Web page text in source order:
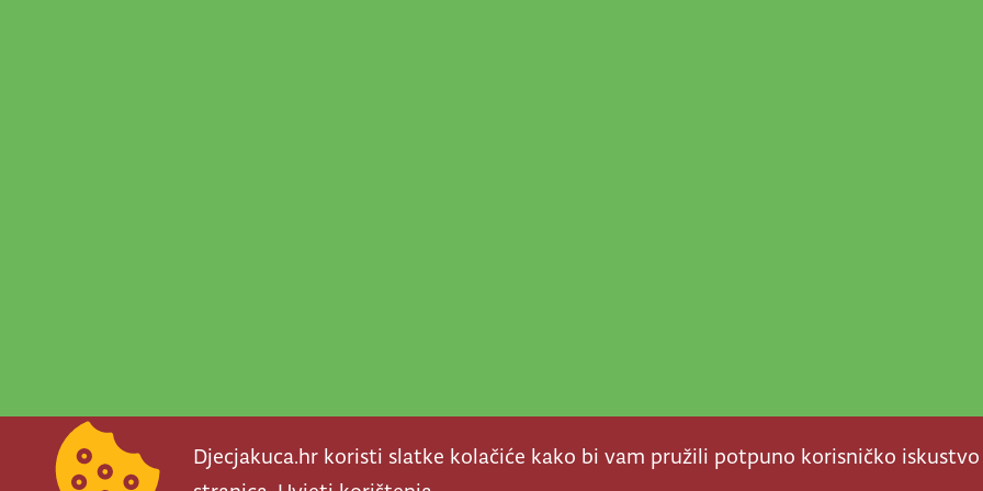
Djecjakuca.hr koristi slatke kolačiće kako bi vam pružili potpuno korisničko